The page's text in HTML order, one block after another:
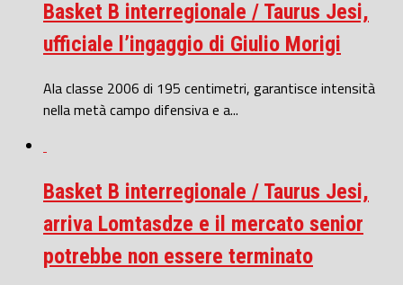
Basket B interregionale / Taurus Jesi,
ufficiale l’ingaggio di Giulio Morigi
Ala classe 2006 di 195 centimetri, garantisce intensità
nella metà campo difensiva e a...
Basket B interregionale / Taurus Jesi,
arriva Lomtasdze e il mercato senior
potrebbe non essere terminato